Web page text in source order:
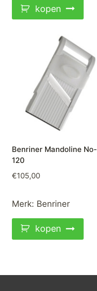
kopen
Benriner Mandoline No-
120
€105,00
Merk: Benriner
kopen